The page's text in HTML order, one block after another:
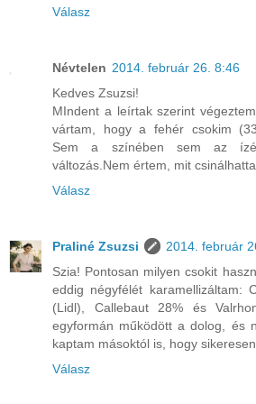
Válasz
Névtelen 2014. február 26. 8:46
Kedves Zsuzsi!
MIndent a leírtak szerint
vártam, hogy a fehér csokim
Sem a színében sem az
változás.Nem értem, mit
Válasz
Praliné Zsuzsi
2014. február
Szia! Pontosan milyen csokit
eddig négyfélét karamellizáltam:
(Lidl), Callebaut 28% és
egyformán működött a dolog, és
kaptam másoktól is, hogy
Válasz